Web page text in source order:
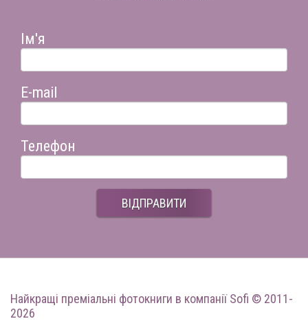
Ім'я
E-mail
Телефон
ВІДПРАВИТИ
Найкращі преміальні фотокниги в компанії Sofi © 2011-
2026